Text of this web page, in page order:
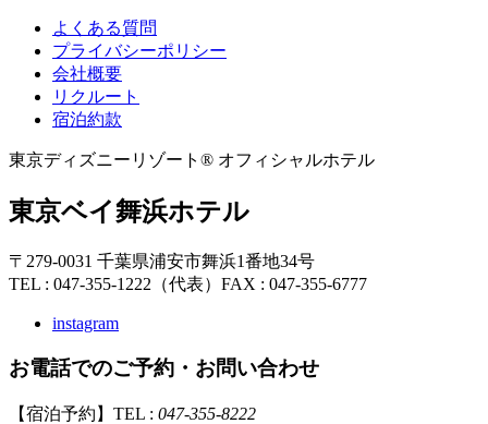
よくある質問
プライバシーポリシー
会社概要
リクルート
宿泊約款
東京ディズニーリゾート® オフィシャルホテル
東京ベイ舞浜ホテル
〒279-0031 千葉県浦安市舞浜1番地34号
TEL : 047-355-1222（代表） FAX : 047-355-6777
instagram
お電話でのご予約・お問い合わせ
【宿泊予約】TEL : 047-355-8222